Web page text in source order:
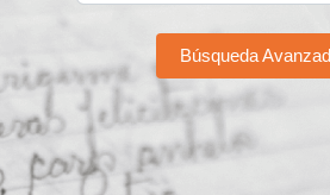
Búsqueda